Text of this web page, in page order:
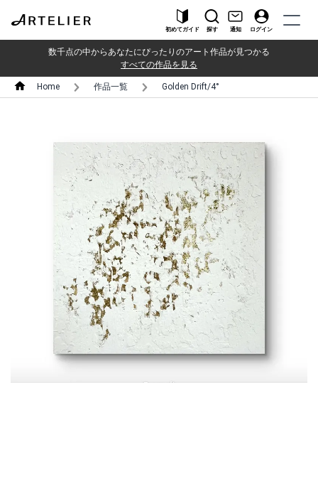
初めてガイド 探す 通知 ログイン
数千点の中からあなたにぴったりのアート作品が見つかる
すべての作品を見る
Home 作品一覧 Golden Drift/4°